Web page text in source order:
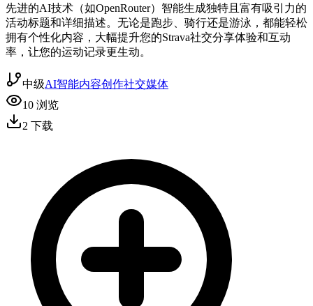
先进的AI技术（如OpenRouter）智能生成独特且富有吸引力的
活动标题和详细描述。无论是跑步、骑行还是游泳，都能轻松
拥有个性化内容，大幅提升您的Strava社交分享体验和互动
率，让您的运动记录更生动。
中级AI智能内容创作社交媒体
10 浏览
2 下载